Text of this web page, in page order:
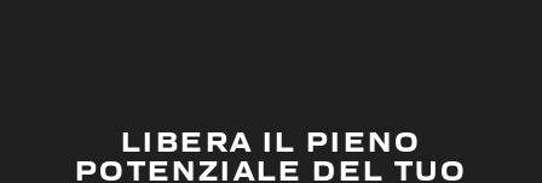
LIBERA IL PIENO
POTENZIALE DEL TUO